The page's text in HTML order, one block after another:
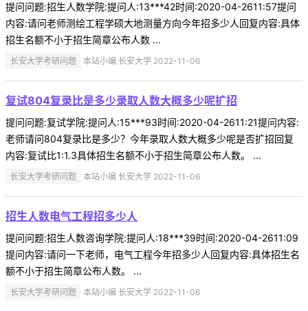
提问问题:招生人数学院:提问人:13***42时间:2020-04-2611:57提问
内容:请问老师测绘工程学硕大地测量方向今年招多少人回复内容:具体
招生名额不小于招生简章公布人数 ...
长安大学考研问题 本站小编 长安大学 2022-11-06
复试804复录比是多少录取人数大概多少呢扩招
提问问题:复试学院:提问人:15***93时间:2020-04-2611:21提问内容:
老师请问804复录比是多少？今年录取人数大概多少呢是否扩招回复
内容:复试比1:1.3具体招生名额不小于招生简章公布人数。 ...
长安大学考研问题 本站小编 长安大学 2022-11-06
招生人数电气工程招多少人
提问问题:招生人数咨询学院:提问人:18***39时间:2020-04-2611:09
提问内容:请问一下老师，电气工程今年招多少人回复内容:具体招生名
额不小于招生简章公布人数。 ...
长安大学考研问题 本站小编 长安大学 2022-11-06